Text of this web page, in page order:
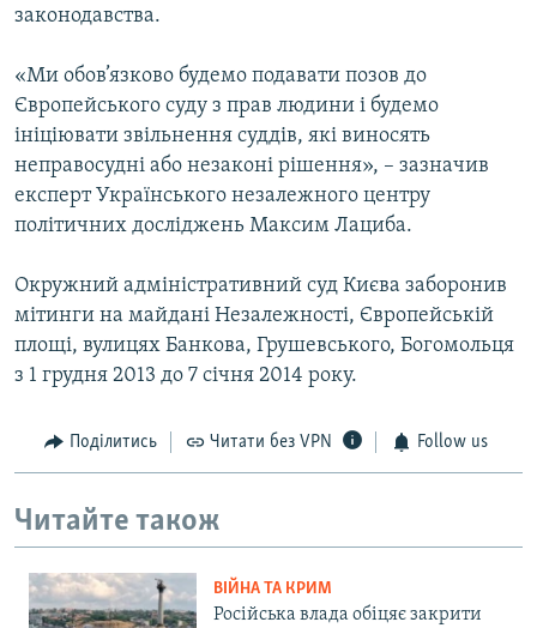
законодавства.
«Ми обов’язково будемо подавати позов до
Європейського суду з прав людини і будемо
ініціювати звільнення суддів, які виносять
неправосудні або незаконі рішення», – зазначив
експерт Українського незалежного центру
політичних досліджень Максим Лациба.
Окружний адміністративний суд Києва заборонив
мітинги на майдані Незалежності, Європейській
площі, вулицях Банкова, Грушевського, Богомольця
з 1 грудня 2013 до 7 січня 2014 року.
Поділитись Читати без VPN Follow us
Читайте також
ВІЙНА ТА КРИМ
Російська влада обіцяє закрити